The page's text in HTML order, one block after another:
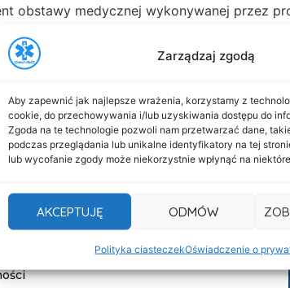
Zarządzaj zgodą
Aby zapewnić jak najlepsze wrażenia, korzystamy z
cookie, do przechowywania i/lub uzyskiwania dostępu do
Zgoda na te technologie pozwoli nam przetwarzać dane,
podczas przeglądania lub unikalne identyfikatory na tej
lub wycofanie zgody może niekorzystnie wpłynąć na
AKCEPTUJĘ ODMÓW
Polityka ciasteczekOświadczenie o
obstawy medycznej wykonywanej przez
oprawa sali bankietowej, zaproszenie
lubiana osoba, często spotkać można […]
Informacje
Deklaracja dostępności
Klauzula informacyjna
Polityka prywatności
Cookies